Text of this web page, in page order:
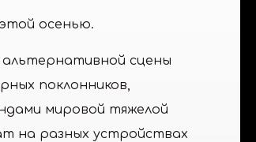
осенью.
сцены
поклонников,
мировой тяжелой
на разных устройствах